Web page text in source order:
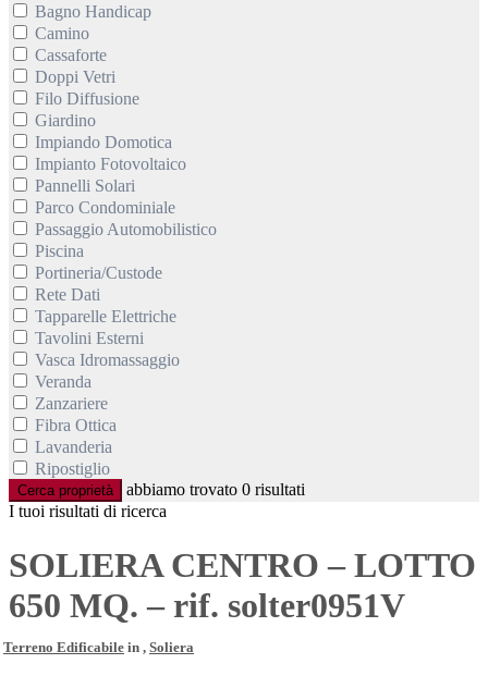
Bagno Handicap
Camino
Cassaforte
Doppi Vetri
Filo Diffusione
Giardino
Impiando Domotica
Impianto Fotovoltaico
Pannelli Solari
Parco Condominiale
Passaggio Automobilistico
Piscina
Portineria/Custode
Rete Dati
Tapparelle Elettriche
Tavolini Esterni
Vasca Idromassaggio
Veranda
Zanzariere
Fibra Ottica
Lavanderia
Ripostiglio
Cerca proprietà abbiamo trovato 0 risultati
I tuoi risultati di ricerca
SOLIERA CENTRO – LOTTO
650 MQ. – rif. solter0951V
Terreno Edificabile in , Soliera